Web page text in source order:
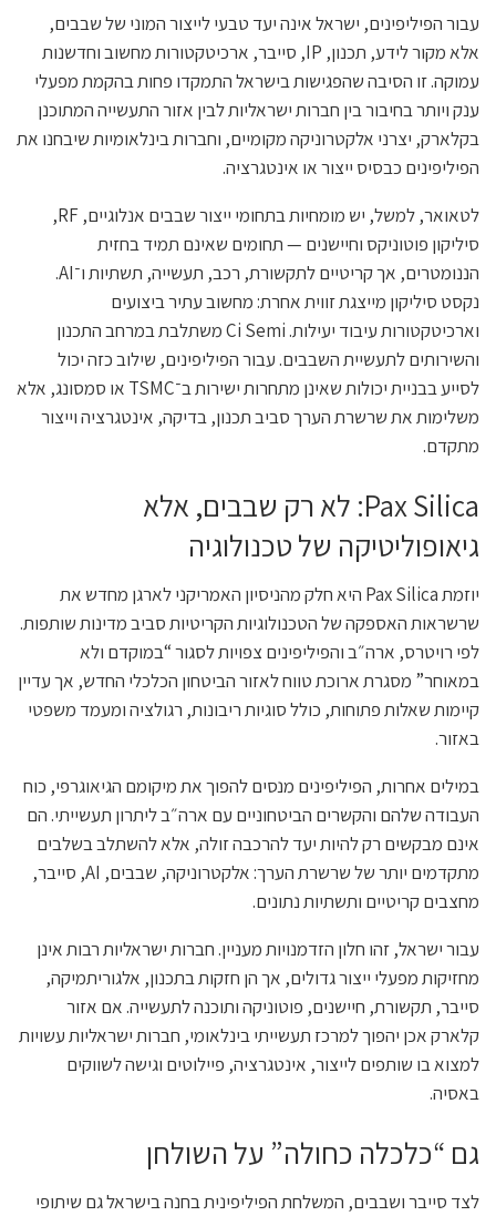
עבור הפיליפינים, ישראל אינה יעד טבעי לייצור המוני של שבבים,
אלא מקור לידע, תכנון, IP, סייבר, ארכיטקטורות מחשוב וחדשנות
עמוקה. זו הסיבה שהפגישות בישראל התמקדו פחות בהקמת מפעלי
ענק ויותר בחיבור בין חברות ישראליות לבין אזור התעשייה המתוכנן
בקלארק, יצרני אלקטרוניקה מקומיים, וחברות בינלאומיות שיבחנו את
הפיליפינים כבסיס ייצור או אינטגרציה.
לטאואר, למשל, יש מומחיות בתחומי ייצור שבבים אנלוגיים, RF,
סיליקון פוטוניקס וחיישנים — תחומים שאינם תמיד בחזית
הננומטרים, אך קריטיים לתקשורת, רכב, תעשייה, תשתיות ו־AI.
נקסט סיליקון מייצגת זווית אחרת: מחשוב עתיר ביצועים
וארכיטקטורות עיבוד יעילות. Ci Semi משתלבת במרחב התכנון
והשירותים לתעשיית השבבים. עבור הפיליפינים, שילוב כזה יכול
לסייע בבניית יכולות שאינן מתחרות ישירות ב־TSMC או סמסונג, אלא
משלימות את שרשרת הערך סביב תכנון, בדיקה, אינטגרציה וייצור
מתקדם.
Pax Silica: לא רק שבבים, אלא
גיאופוליטיקה של טכנולוגיה
יוזמת Pax Silica היא חלק מהניסיון האמריקני לארגן מחדש את
שרשראות האספקה של הטכנולוגיות הקריטיות סביב מדינות שותפות.
לפי רויטרס, ארה״ב והפיליפינים צפויות לסגור “במוקדם ולא
במאוחר” מסגרת ארוכת טווח לאזור הביטחון הכלכלי החדש, אך עדיין
קיימות שאלות פתוחות, כולל סוגיות ריבונות, רגולציה ומעמד משפטי
באזור.
במילים אחרות, הפיליפינים מנסים להפוך את מיקומם הגיאוגרפי, כוח
העבודה שלהם והקשרים הביטחוניים עם ארה״ב ליתרון תעשייתי. הם
אינם מבקשים רק להיות יעד להרכבה זולה, אלא להשתלב בשלבים
מתקדמים יותר של שרשרת הערך: אלקטרוניקה, שבבים, AI, סייבר,
מחצבים קריטיים ותשתיות נתונים.
עבור ישראל, זהו חלון הזדמנויות מעניין. חברות ישראליות רבות אינן
מחזיקות מפעלי ייצור גדולים, אך הן חזקות בתכנון, אלגוריתמיקה,
סייבר, תקשורת, חיישנים, פוטוניקה ותוכנה לתעשייה. אם אזור
קלארק אכן יהפוך למרכז תעשייתי בינלאומי, חברות ישראליות עשויות
למצוא בו שותפים לייצור, אינטגרציה, פיילוטים וגישה לשווקים
באסיה.
גם “כלכלה כחולה” על השולחן
לצד סייבר ושבבים, המשלחת הפיליפינית בחנה בישראל גם שיתופי